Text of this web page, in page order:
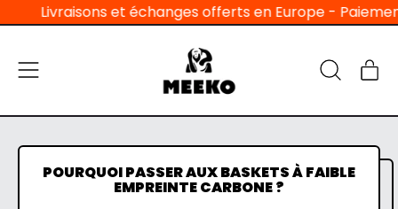
Livraisons et échanges offerts en Europe - Paiement
Menu
notre
POURQUOI PASSER AUX BASKETS À FAIBLE
EMPREINTE CARBONE ?